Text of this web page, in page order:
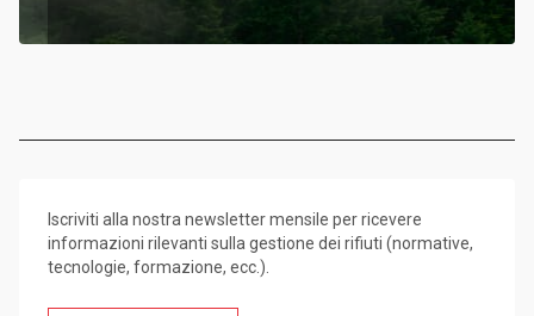
Iscriviti alla nostra newsletter mensile per ricevere
informazioni rilevanti sulla gestione dei rifiuti (normative,
tecnologie, formazione, ecc.).